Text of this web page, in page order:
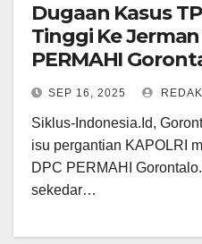
Dugaan Kasus
Tinggi Ke
PERMAHI
Presiden PTDH
SEP 16, 2025
Siklus-Indonesia.Id,
isu pergantian KAPOLRI
DPC PERMAHI
sekedar…